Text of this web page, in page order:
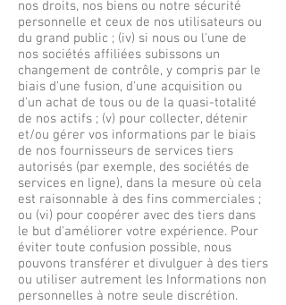
nos droits, nos biens ou notre sécurité
personnelle et ceux de nos utilisateurs ou
du grand public ; (iv) si nous ou l'une de
nos sociétés affiliées subissons un
changement de contrôle, y compris par le
biais d'une fusion, d'une acquisition ou
d'un achat de tous ou de la quasi-totalité
de nos actifs ; (v) pour collecter, détenir
et/ou gérer vos informations par le biais
de nos fournisseurs de services tiers
autorisés (par exemple, des sociétés de
services en ligne), dans la mesure où cela
est raisonnable à des fins commerciales ;
ou (vi) pour coopérer avec des tiers dans
le but d'améliorer votre expérience. Pour
éviter toute confusion possible, nous
pouvons transférer et divulguer à des tiers
ou utiliser autrement les Informations non
personnelles à notre seule discrétion.